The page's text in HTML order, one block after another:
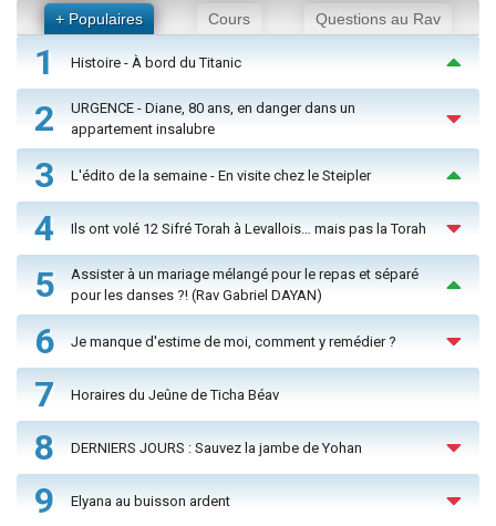
+ Populaires Cours Questions au Rav
1 Histoire - À bord du Titanic
2
URGENCE - Diane, 80 ans, en danger dans un
appartement insalubre
3 L'édito de la semaine - En visite chez le Steipler
4 Ils ont volé 12 Sifré Torah à Levallois… mais pas la Torah
5
Assister à un mariage mélangé pour le repas et séparé
pour les danses ?! (Rav Gabriel DAYAN)
6 Je manque d'estime de moi, comment y remédier ?
7 Horaires du Jeûne de Ticha Béav
8 DERNIERS JOURS : Sauvez la jambe de Yohan
9 Elyana au buisson ardent